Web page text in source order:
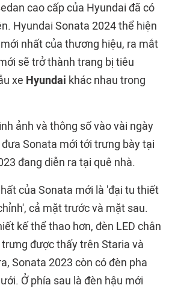
cao cấp của Hyundai đã có
Hyundai Sonata 2024 thể hiện
nhất của thương hiệu, ra mắt
sẽ trở thành trang bị tiêu
xe Hyundai khác nhau trong
ảnh và thông số vào vài ngày
Sonata mới tới trưng bày tại
đang diễn ra tại quê nhà.
của Sonata mới là 'đại tu thiết
cả mặt trước và mặt sau.
kế thể thao hơn, đèn LED chân
được thấy trên Staria và
Sonata 2023 còn có đèn pha
Ở phía sau là đèn hậu mới